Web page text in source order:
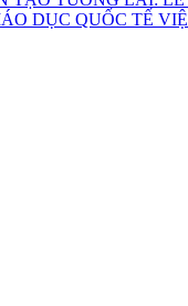
DỤC QUỐC TẾ